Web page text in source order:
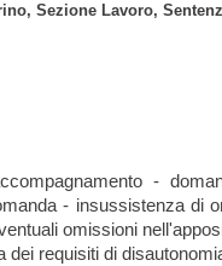
Sezione Lavoro,
-
- insussistenza di
omissioni
dei requisiti di